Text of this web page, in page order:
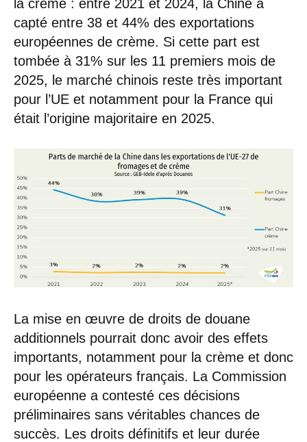
la crème : entre 2021 et 2024, la Chine a
capté entre 38 et 44% des exportations
européennes de crème. Si cette part est
tombée à 31% sur les 11 premiers mois de
2025, le marché chinois reste très important
pour l’UE et notamment pour la France qui
était l’origine majoritaire en 2025.
La mise en œuvre de droits de douane
additionnels pourrait donc avoir des effets
importants, notamment pour la crème et donc
pour les opérateurs français. La Commission
européenne a contesté ces décisions
préliminaires sans véritables chances de
succès. Les droits définitifs et leur durée